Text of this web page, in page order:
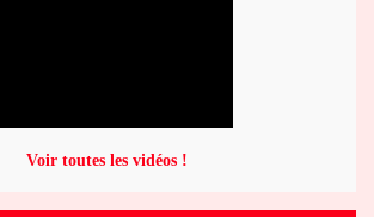
Voir toutes les vidéos !